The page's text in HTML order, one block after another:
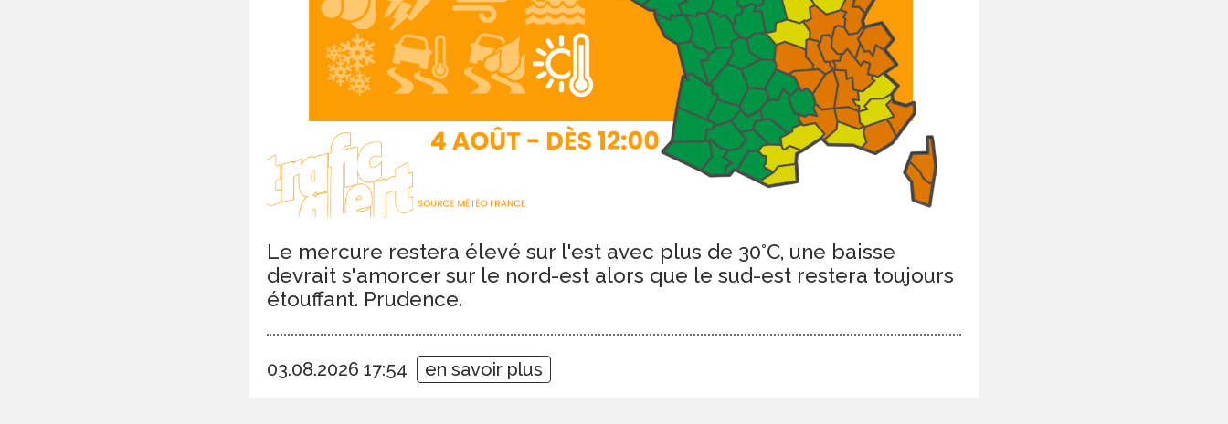
Le mercure restera élevé sur l'est avec plus de 30°C, une baisse
devrait s'amorcer sur le nord-est alors que le sud-est restera toujours
étouffant. Prudence.
03.08.2026 17:54 en savoir plus